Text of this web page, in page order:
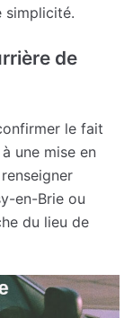
simplicité.
de
le fait
une mise en
en-Brie ou
du lieu de